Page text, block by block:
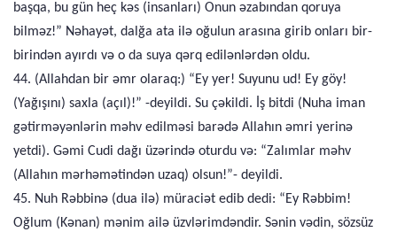
başqa, bu gün heç kəs (insanları) Onun əzabından qoruya
bilməz!” Nəhayət, dalğa ata ilə oğulun arasına girib onları bir-
birindən ayırdı və o da suya qərq edilənlərdən oldu.
44. (Allahdan bir əmr olaraq:) “Ey yer! Suyunu ud! Ey göy!
(Yağışını) saxla (açıl)!” -deyildi. Su çəkildi. İş bitdi (Nuha iman
gətirməyənlərin məhv edilməsi barədə Allahın əmri yerinə
yetdi). Gəmi Cudi dağı üzərində oturdu və: “Zalımlar məhv
(Allahın mərhəmətindən uzaq) olsun!”- deyildi.
45. Nuh Rəbbinə (dua ilə) müraciət edib dedi: “Ey Rəbbim!
Oğlum (Kənan) mənim ailə üzvlərimdəndir. Sənin vədin, sözsüz